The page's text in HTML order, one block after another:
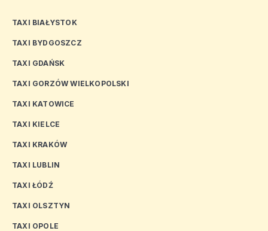
TAXI BIAŁYSTOK
TAXI BYDGOSZCZ
TAXI GDAŃSK
TAXI GORZÓW WIELKOPOLSKI
TAXI KATOWICE
TAXI KIELCE
TAXI KRAKÓW
TAXI LUBLIN
TAXI ŁÓDŹ
TAXI OLSZTYN
TAXI OPOLE